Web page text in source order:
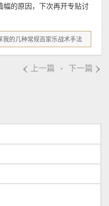
幅的原因，下次再开专贴讨
我的几种常规百家乐战术手法
‹ 上一篇 • 下一篇 ›